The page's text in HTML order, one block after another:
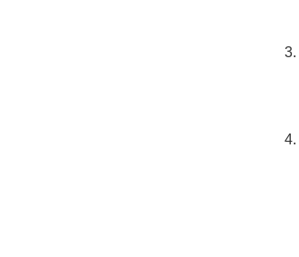
3.
4.